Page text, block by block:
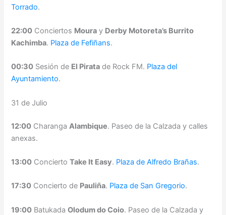
Torrado.
22:00 Conciertos Moura y Derby Motoreta’s Burrito
Kachimba. Plaza de Fefiñans.
00:30 Sesión de El Pirata de Rock FM. Plaza del
Ayuntamiento.
31 de Julio
12:00 Charanga Alambique. Paseo de la Calzada y calles
anexas.
13:00 ConciertoTake It Easy. Plaza de Alfredo Brañas.
17:30 Concierto de Pauliña. Plaza de San Gregorio.
19:00 BatukadaOlodum do Coio. Paseo de la Calzada y